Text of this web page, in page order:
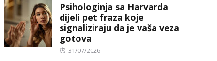
Psihologinja sa Harvarda
dijeli pet fraza koje
signaliziraju da je vaša veza
gotova
Posted
31/07/2026